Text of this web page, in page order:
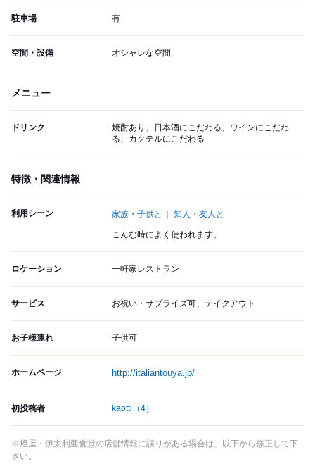
駐車場 有
空間・設備 オシャレな空間
メニュー
ドリンク
焼酎あり、日本酒にこだわる、ワインにこだわ
る、カクテルにこだわる
特徴・関連情報
利用シーン 家族・子供と 知人・友人と
こんな時によく使われます。
ロケーション 一軒家レストラン
サービス お祝い・サプライズ可、テイクアウト
お子様連れ 子供可
ホームページ http://italiantouya.jp/
初投稿者 kaotti （4）
※燈屋・伊太利亜食堂の店舗情報に誤りがある場合は、以下から修正して下
さい。